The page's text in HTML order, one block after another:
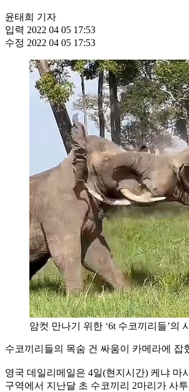
윤태희 기자
입력 2022 04 05 17:53
수정 2022 04 05 17:53
암컷 만나기 위한 ‘6t 수코끼리들’의
수코끼리들의 목숨 건 싸움이 카메라에 잡
영국 데일리메일은 4일(현지시간) 케냐 마
구역에서 지난달 초 수코끼리 2마리가 사